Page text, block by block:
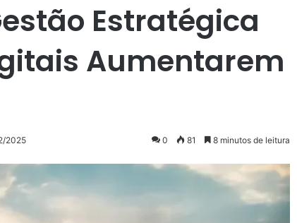
Estratégica
Aumentarem
2025 0 81 8 minutos de leitura